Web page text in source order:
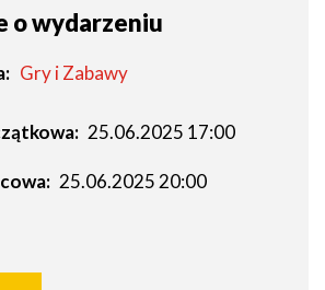
o wydarzeniu
Gry i Zabawy
25.06.2025 17:00
25.06.2025 20:00